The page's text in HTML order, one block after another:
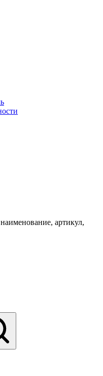
артикул,